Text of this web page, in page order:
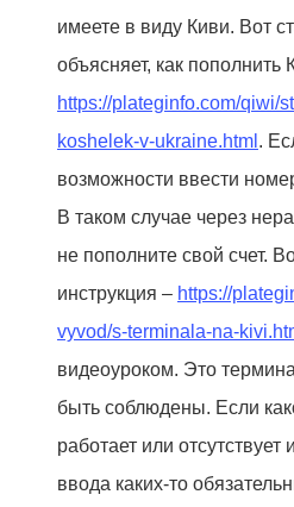
имеете в виду Киви. Вот
объясняет, как пополнить
https://plateginfo.com/qiwi/
koshelek-v-ukraine.html .
возможности ввести
В таком случае через
не пополните свой счет.
инструкция – https://
vyvod/s-terminala-na-
видеоуроком. Это
быть соблюдены. Если
работает или
ввода каких-то